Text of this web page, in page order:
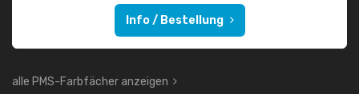
Info / Bestellung
alle PMS-Farbfächer anzeigen